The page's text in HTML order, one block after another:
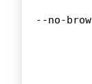
--no-